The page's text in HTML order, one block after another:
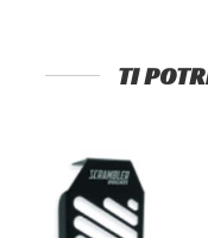
TI